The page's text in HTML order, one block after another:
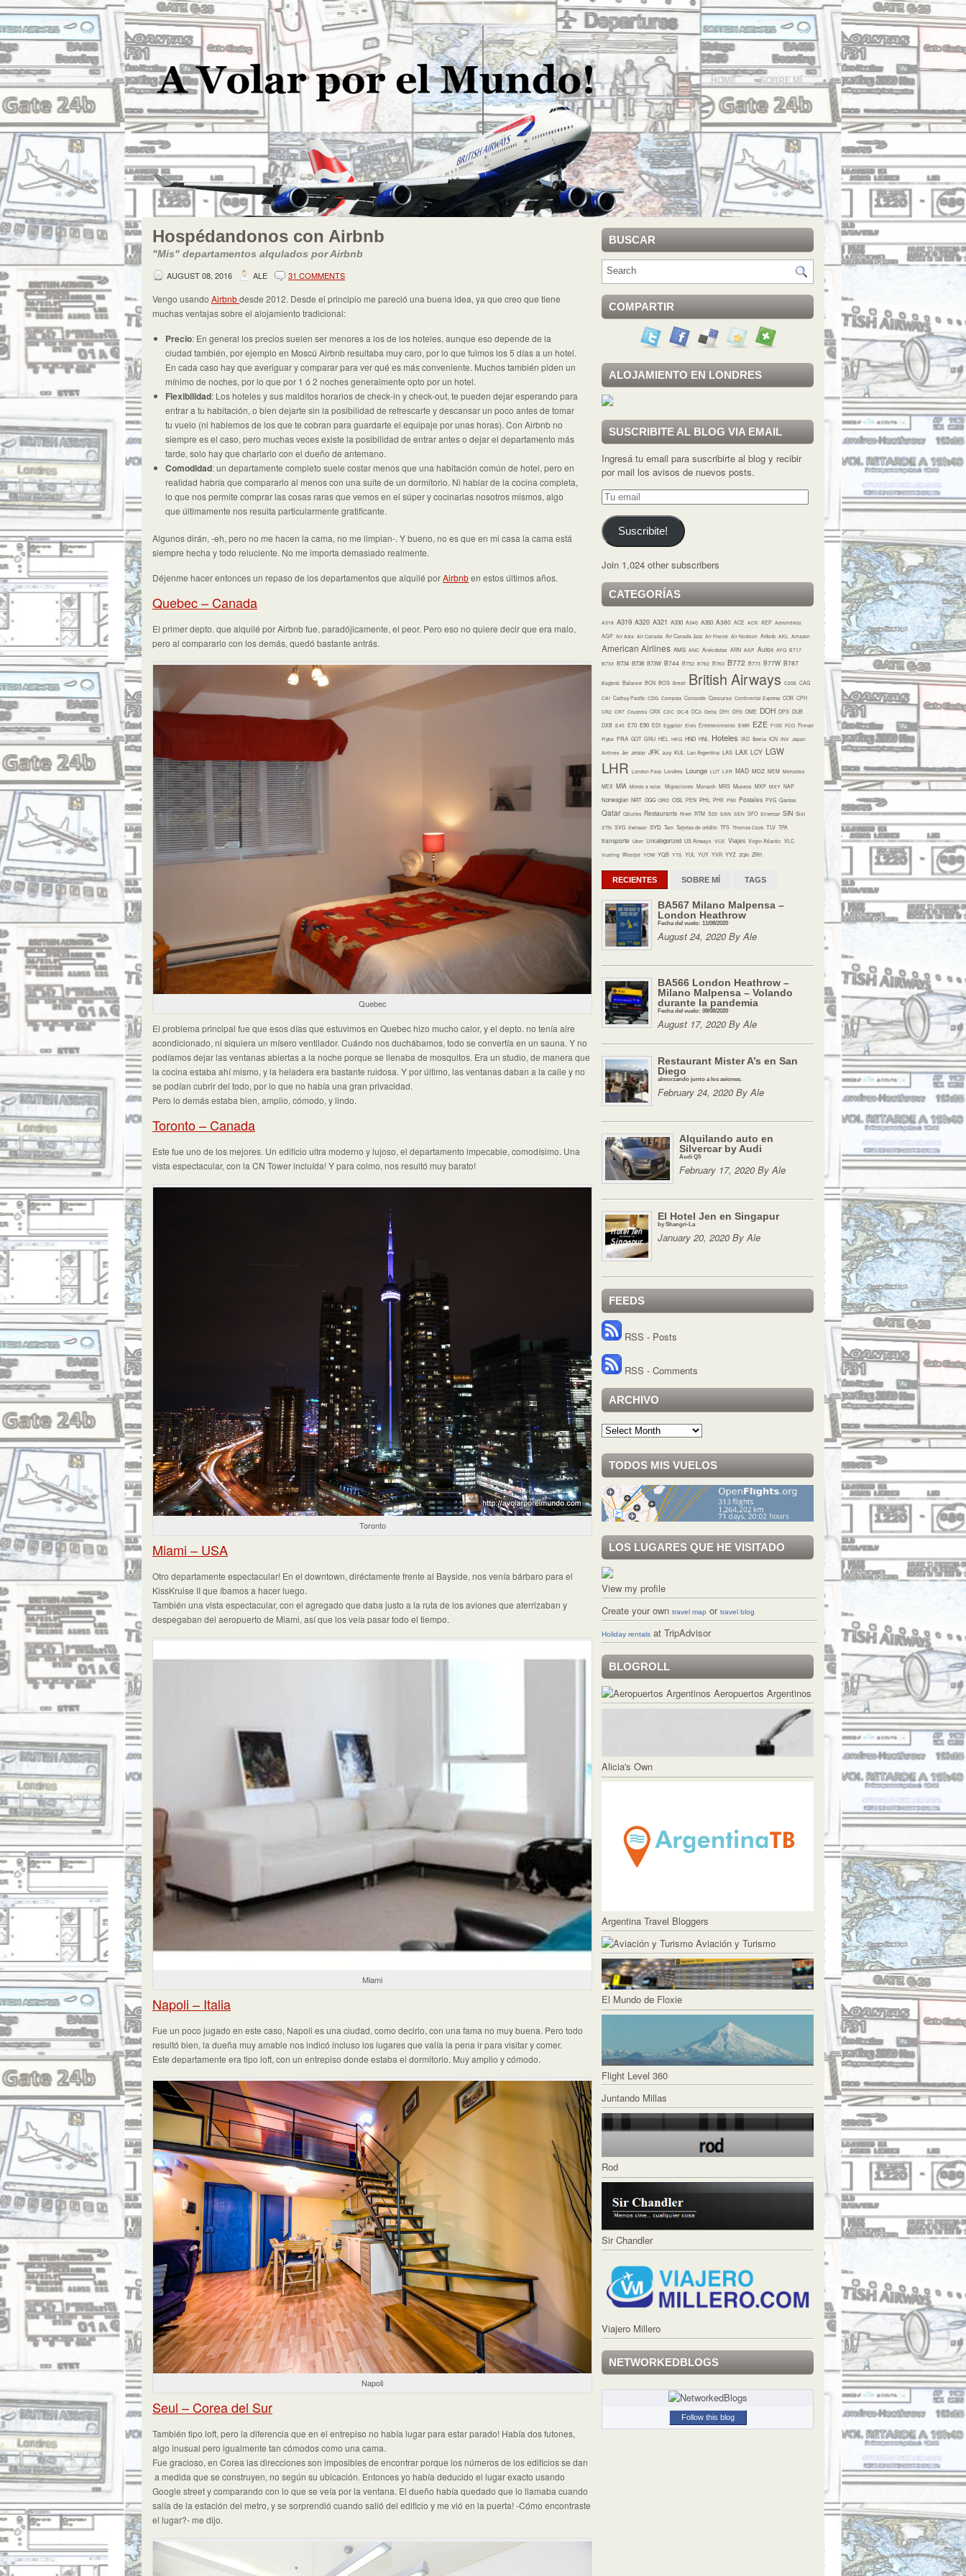
HOME SOBRE MÍ
Hospédandonos con Airbnb
"Mis" departamentos alqulados por Airbnb
AUGUST 08, 2016
ALE 31 COMMENTS
Vengo usando Airbnbdesde 2012. Desde el principio me pareció una buena idea, ya que creo que tiene
muchas ventajas sobre el alojamiento tradicional:
Precio: En general los precios suelen ser menores a los de los hoteles, aunque eso depende de la
ciudad también, por ejemplo en Moscú Airbnb resultaba muy caro, por lo que fuimos los 5 días a un hotel.
En cada caso hay que averiguar y comparar para ver qué es más conveniente. Muchos también piden un
mínimo de noches, por lo que por 1 ó 2 noches generalmente opto por un hotel.
Flexibilidad: Los hoteles y sus malditos horarios de check-in y check-out, te pueden dejar esperando para
entrar a tu habitación, o bien dejarte sin la posibilidad de refrescarte y descansar un poco antes de tomar
tu vuelo (ni hablemos de los que te cobran para guardarte el equipaje por unas horas). Con Airbnb no
siempre es el caso, pero muchas veces existe la posibilidad de entrar antes o dejar el departamento más
tarde, solo hay que charlarlo con el dueño de antemano.
Comodidad: un departamente completo suele costar menos que una habitación común de hotel, pero en
realidad habría que compararlo al menos con una suite de un dormitorio. Ni hablar de la cocina completa,
lo que nos permite comprar las cosas raras que vemos en el súper y cocinarlas nosotros mismos, algo
que últimamente nos resulta particularmente gratificante.
Algunos dirán, -eh, pero no me hacen la cama, no me limpian-. Y bueno, no es que en mi casa la cama está
siempre hecha y todo reluciente. No me importa demasiado realmente.
Déjenme hacer entonces un repaso de los departamentos que alquilé porAirbnben estos últimos años.
Quebec – Canada
El primer depto. que alquilé por Airbnb fue, paradójicamente, el peor. Pero eso no quiere decir que era malo,
pero al compararlo con los demás, quedó bastante antrás.
Quebec
El problema principal fue que esos días que estuvimos en Quebec hizo mucho calor, y el depto. no tenía aire
acondicionado, ni siquiera un mísero ventilador. Cuándo nos duchábamos, todo se convertía en un sauna. Y no
podíamos dejar las ventanas abiertas a la noche porque se llenaba de mosquitos. Era un studio, de manera que
la cocina estaba ahí mismo, y la heladera era bastante ruidosa. Y por último, las ventanas daban a la calle y no
se podían cubrir del todo, por lo que no había una gran privacidad.
Pero lo demás estaba bien, amplio, cómodo, y lindo.
Toronto – Canada
Este fue uno de los mejores. Un edificio ultra moderno y lujoso, el departamento impecable, comodísimo. Una
vista espectacular, con la CN Tower incluída! Y para colmo, nos resultó muy barato!
Toronto
Miami – USA
Otro departamente espectacular! En el downtown, diréctamente frente al Bayside, nos venía bárbaro para el
KissKruise II que íbamos a hacer luego.
También una vista espectacular, con el agregado que daba justo a la ruta de los aviones que aterrizaban y
despegaban del aeropuerto de Miami, así que los veía pasar todo el tiempo.
Miami
Napoli – Italia
Fue un poco jugado en este caso, Napoli es una ciudad, como decirlo, con una fama no muy buena. Pero todo
resultó bien, la dueña muy amable nos indicó incluso los lugares que valía la pena ir para visitar y comer.
Este departamente era tipo loft, con un entrepiso donde estaba el dormitorio. Muy amplio y cómodo.
Napoli
Seul – Corea del Sur
También tipo loft, pero la diferencia que en el entrepiso no había lugar para estar parado! Había dos futones,
algo inusual pero igualmente tan cómodos como una cama.
Fue gracioso, en Corea las direcciones son imposibles de encontrar porque los números de los edificios se dan
a medida que se construyen, no según su ubicación. Entonces yo había deducido el lugar exacto usando
Google street y comparando con lo que se veía por la ventana. El dueño había quedado que lo llamaba cuando
salía de la estación del metro, y se sorprendió cuando salió del edificio y me vió en la puerta! -Cómo encontraste
el lugar?- me dijo.
BUSCAR
COMPARTIR
ALOJAMIENTO EN LONDRES
SUSCRIBITE AL BLOG VIA EMAIL
Ingresá tu email para suscribirte al blog y recibir
por mail los avisos de nuevos posts.
Tu
email
Suscribite!
Join 1,024 other subscribers
CATEGORÍAS
A318 A319 A320 A321 A330 A340 A350 A380 ACE ACK AEP Aeroméxico
AGP Air Asia Air Canada Air Canada Jazz Air France Air Nostrum Airbnb AKL Amazon
American Airlines AMS ANC Anécdotas ARN ASP Autos AYQ B717
B733 B734 B738 B73W B744 B752 B762 B763 B772 B773 B77W B787
Bagbnb Balance BCN BOS Brexit British Airways C206 CAG
CAI Cathay Pacific CDG Compras Concorde Concurso Continental Express COR CPH
CR2 CR7 Cruceros CRX CXC DC-8 DC3 Delta DH1 DH3 DME DOH DPS DUB
DXB E45 E70 E90 EDI Egyptair Elvis Entretenimiento EWR EZE F100 FCO Finnair
Flybe FRA GOT GRU HEL HKG HND HNL Hoteles IAD Iberia ICN INV Japan
Airlines Jer Jetstar JFK Jucy KUL Lan Argentina LAS LAX LCY LGW
LHR London Pass Londres Lounge LUT LXR MAD MDZ MEM Mercados
MEX MIA Miedo a volar. Migraciones Monarch MRS Museos MXP MXY NAP
Norwegian NRT OGG ORD OSL PEN PHL PHX PMI Postales PVG Qantas
Qatar QSuites Restaurants River RTM S20 SAN SEN SFO Silvercar SIN Sixt
STN SVG Swissair SYD Tam Tarjetas de crédito TFS Thomas Cook TLV TPA
transporte Uber Uncategorized US Airways VCE Viajes Virgin Atlantic VLC
Vueling Westjet YOW YQB YTS YUL YUY YVR YYZ ZQN ZRH
RECIENTES SOBRE MÍ TAGS
BA567 Milano Malpensa –
London Heathrow
Fecha del vuelo: 11/08/2020
August 24, 2020 By Ale
BA566 London Heathrow –
Milano Malpensa – Volando
durante la pandemia
Fecha del vuelo: 08/08/2020
August 17, 2020 By Ale
Restaurant Mister A’s en San
Diego
almorzando junto a los aviones.
February 24, 2020 By Ale
Alquilando auto en
Silvercar by Audi
Audi Q5
February 17, 2020 By Ale
El Hotel Jen en Singapur
by Shangri-La
January 20, 2020 By Ale
FEEDS
RSS - Posts
RSS - Comments
ARCHIVO
Archivo
TODOS MIS VUELOS
LOS LUGARES QUE HE VISITADO
View my profile
Create your own travel map or travel blog
Holiday rentals at TripAdvisor
BLOGROLL
Aeropuertos Argentinos
Alicia's Own
Argentina Travel Bloggers
Aviación y Turismo
El Mundo de Floxie
Flight Level 360
Juntando Millas
Rod
Sir Chandler
Viajero Millero
NETWORKEDBLOGS
Follow this blog